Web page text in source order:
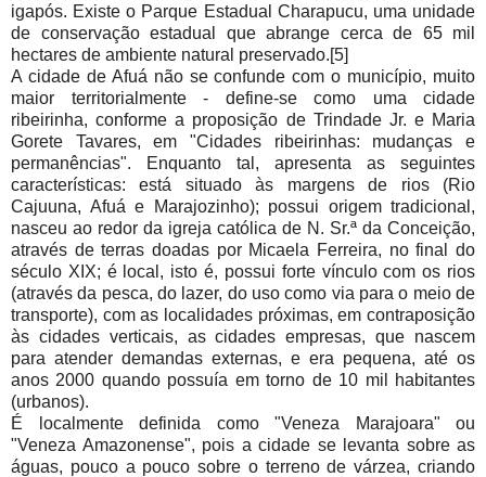
igapós. Existe o Parque Estadual Charapucu, uma unidade
de conservação estadual que abrange cerca de 65 mil
hectares de ambiente natural preservado.[5]
A cidade de Afuá não se confunde com o município, muito
maior territorialmente - define-se como uma cidade
ribeirinha, conforme a proposição de Trindade Jr. e Maria
Gorete Tavares, em "Cidades ribeirinhas: mudanças e
permanências". Enquanto tal, apresenta as seguintes
características: está situado às margens de rios (Rio
Cajuuna, Afuá e Marajozinho); possui origem tradicional,
nasceu ao redor da igreja católica de N. Sr.ª da Conceição,
através de terras doadas por Micaela Ferreira, no final do
século XIX; é local, isto é, possui forte vínculo com os rios
(através da pesca, do lazer, do uso como via para o meio de
transporte), com as localidades próximas, em contraposição
às cidades verticais, as cidades empresas, que nascem
para atender demandas externas, e era pequena, até os
anos 2000 quando possuía em torno de 10 mil habitantes
(urbanos).
É localmente definida como "Veneza Marajoara" ou
"Veneza Amazonense", pois a cidade se levanta sobre as
águas, pouco a pouco sobre o terreno de várzea, criando